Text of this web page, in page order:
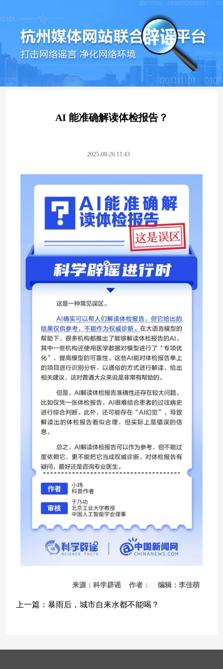
AI 能准确解读体检报告？
2025-08-26 11:43
来源：科学辟谣 作者： 编辑：李佳萌
上一篇： 暴雨后，城市自来水都不能喝？